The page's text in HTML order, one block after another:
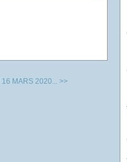
MARS 2020... >>